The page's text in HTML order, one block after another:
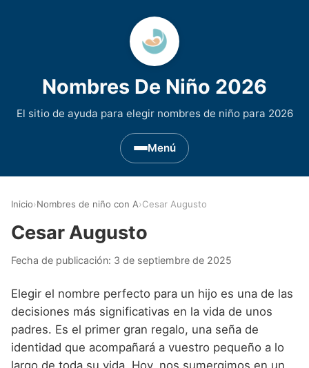
Nombres De Niño 2026
El sitio de ayuda para elegir nombres de niño para 2026
Menú
Nombres de niño que empiezan por B
Nombres de niño que empiezan por D
Nombres de niño que empiezan por E
Nombres de niño que empiezan por F
Nombres de Niño Asturianos
Nombres de Niño Baleares
Nombres de Niño Canarios
Nombres de Niño Celtas
Nombres de Niño Egipcios
Nombres de Niño Griegos
Nombres de Niño Alemanes
Nombres de Niño Americanos
Nombres de Niño Arabes
Buscar
Inicio›Nombres de niño con A›Cesar Augusto
Cesar Augusto
Fecha de publicación: 3 de septiembre de 2025
Elegir el nombre perfecto para un hijo es una de las
decisiones más significativas en la vida de unos
padres. Es el primer gran regalo, una seña de
identidad que acompañará a vuestro pequeño a lo